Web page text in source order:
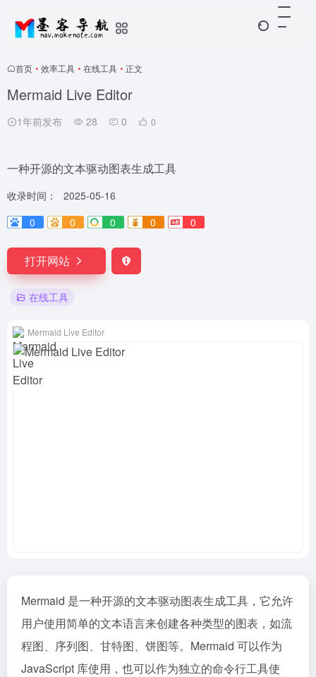
首页 • 效率工具 • 在线工具 • 正文
Mermaid Live Editor
1年前发布 28 0 0
一种开源的文本驱动图表生成工具
收录时间：
2025-05-16
0
0 0 0 0
打开网站
在线工具
Mermaid Live Editor
Mermaid 是一种开源的文本驱动图表生成工具，它允许
用户使用简单的文本语言来创建各种类型的图表，如流
程图、序列图、甘特图、饼图等。Mermaid 可以作为
JavaScript 库使用，也可以作为独立的命令行工具使